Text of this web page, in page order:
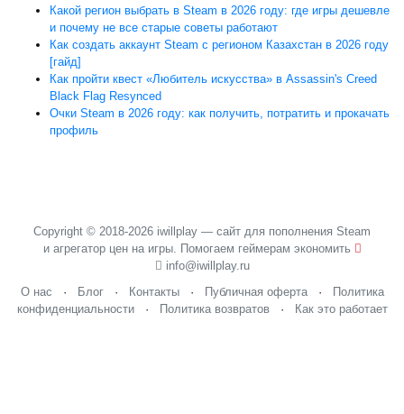
Какой регион выбрать в Steam в 2026 году: где игры дешевле
и почему не все старые советы работают
Как создать аккаунт Steam с регионом Казахстан в 2026 году
[гайд]
Как пройти квест «Любитель искусства» в Assassin's Creed
Black Flag Resynced
Очки Steam в 2026 году: как получить, потратить и прокачать
профиль
Copyright © 2018-2026 iwillplay — сайт для пополнения Steam
и агрегатор цен на игры. Помогаем геймерам экономить
info@iwillplay.ru
О нас · Блог· Контакты· Публичная оферта·
Политика
конфиденциальности· Политика возвратов· Как это работает